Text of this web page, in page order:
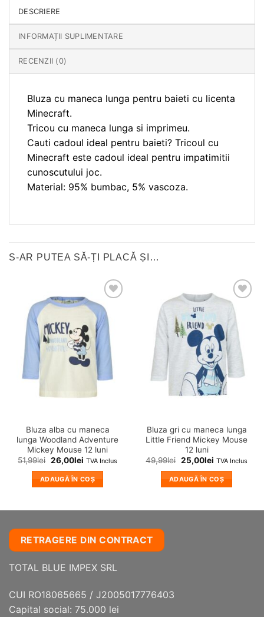
DESCRIERE
INFORMAȚII SUPLIMENTARE
RECENZII (0)
Bluza cu maneca lunga pentru baieti cu licenta
Minecraft.
Tricou cu maneca lunga si imprimeu.
Cauti cadoul ideal pentru baieti? Tricoul cu
Minecraft este cadoul ideal pentru impatimitii
cunoscutului joc.
Material: 95% bumbac, 5% vascoza.
S-AR PUTEA SĂ-ȚI PLACĂ ȘI…
❤
Adauga
in
wishlist!
Bluza alba cu maneca
lunga Woodland Adventure
Mickey Mouse 12 luni
51,99lei 26,00lei TVA Inclus
ADAUGĂ ÎN COȘ
❤
Adauga
wishlist!
Bluza gri cu maneca lunga
Little Friend Mickey Mouse
12 luni
49,99lei 25,00lei TVA Inclus
ADAUGĂ ÎN COȘ
RETRAGERE DIN CONTRACT
TOTAL BLUE IMPEX SRL
CUI RO18065665 / J2005017776403
Capital social: 75.000 lei